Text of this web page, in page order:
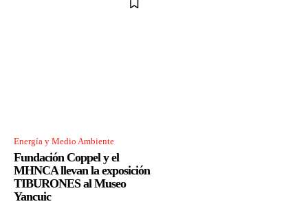
Energía y Medio Ambiente
Fundación Coppel y el
MHNCA llevan la exposición
TIBURONES al Museo
Yancuic